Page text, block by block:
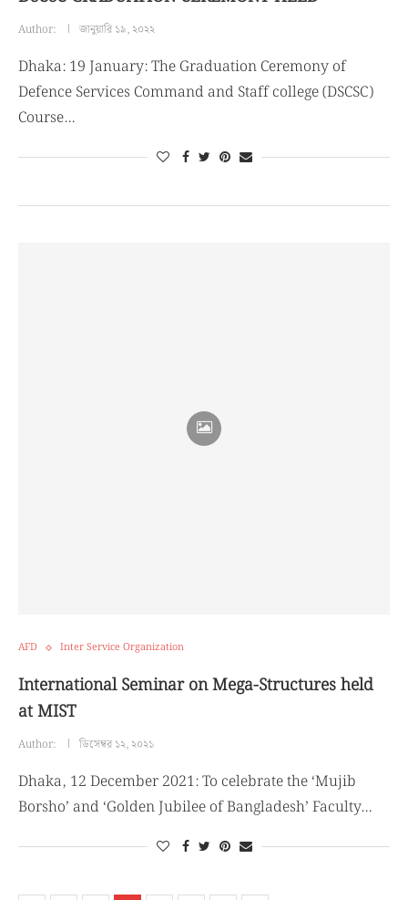
Author: জানুয়ারি ১৯, ২০২২
Dhaka: 19 January: The Graduation Ceremony of
Defence Services Command and Staff college (DSCSC)
Course…
AFD Inter Service Organization
International Seminar on Mega-Structures held
at MIST
Author: ডিসেম্বর ১২, ২০২১
Dhaka, 12 December 2021: To celebrate the ‘Mujib
Borsho’ and ‘Golden Jubilee of Bangladesh’ Faculty…